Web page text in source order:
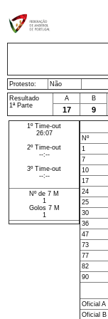
Protesto: Não
Resultado
1ª Parte
A B
17 9
1º Time-out
26:07
2º Time-out
--:--
3º Time-out
--:--
Nº de 7 M
1
Golos 7 M
1
Nº
1
7
10
17
24
25
30
36
47
73
77
82
90
Oficial A
Oficial B